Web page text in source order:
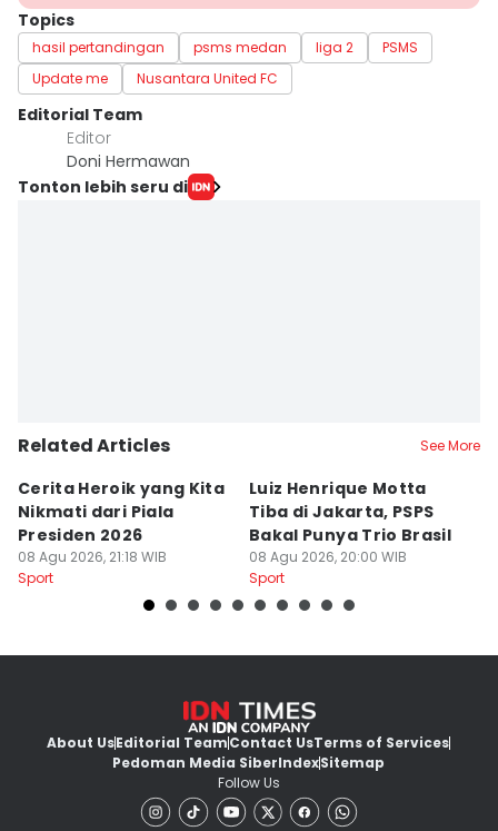
Topics
hasil pertandingan psms medan liga 2
PSMS
Update me
Nusantara United FC
Editorial Team
Editor
Doni Hermawan
Tonton lebih seru di
Related Articles See More
Cerita Heroik yang Kita
Nikmati dari Piala
Presiden 2026
08 Agu 2026, 21:18 WIB
Sport
Luiz Henrique Motta
Tiba di Jakarta, PSPS
Bakal Punya Trio Brasil
08 Agu 2026, 20:00 WIB
Sport
About UsEditorial TeamContact UsTerms of Services
Pedoman Media SiberIndexSitemap
Follow Us